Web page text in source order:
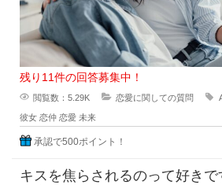
残り11件の回答募集中！
閲覧数：5.29K 恋愛に関しての質問
彼女 恋仲 恋愛 未来
承認で500ポイント！
キスを焦らされるのって好き